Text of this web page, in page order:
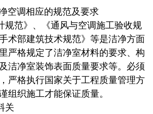
调相应的规范及要求
范》、《通风与空调施工验收规
术部建筑技术规范》等是洁净方面
严格规定了洁净室材料的要求、构
洁净室装饰表面质量要求等。必须
严格执行国家关于工程质量管理方
组织施工才能保证质量。
关